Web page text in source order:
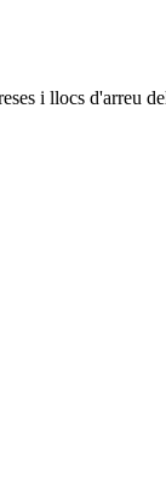
i llocs d'arreu